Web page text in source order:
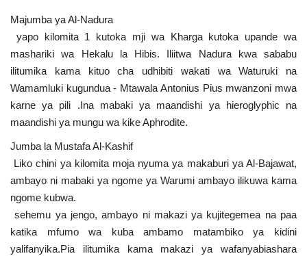
Majumba ya Al-Nadura
yapo kilomita 1 kutoka mji wa Kharga kutoka upande wa
mashariki wa Hekalu la Hibis. Iliitwa Nadura kwa sababu
ilitumika kama kituo cha udhibiti wakati wa Waturuki na
Wamamluki kugundua - Mtawala Antonius Pius mwanzoni mwa
karne ya pili .Ina mabaki ya maandishi ya hieroglyphic na
maandishi ya mungu wa kike Aphrodite.
Jumba la Mustafa Al-Kashif
Liko chini ya kilomita moja nyuma ya makaburi ya Al-Bajawat,
ambayo ni mabaki ya ngome ya Warumi ambayo ilikuwa kama
ngome kubwa.
sehemu ya jengo, ambayo ni makazi ya kujitegemea na paa
katika mfumo wa kuba ambamo matambiko ya kidini
yalifanyika.Pia ilitumika kama makazi ya wafanyabiashara